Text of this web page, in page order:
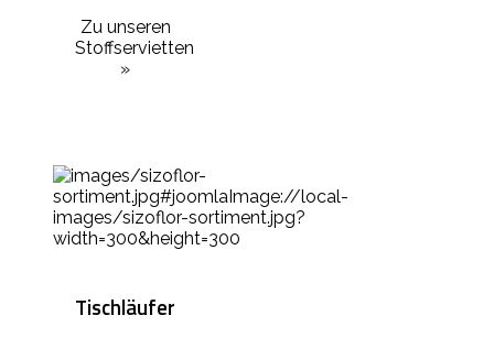
Zu unseren
Stoffservietten
»
Tischläufer